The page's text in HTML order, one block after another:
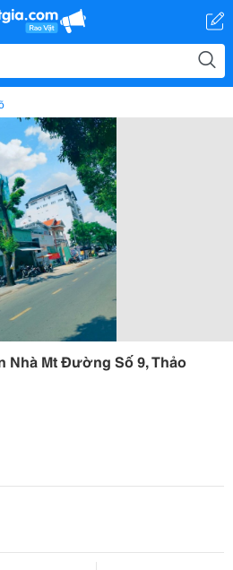
Nhà Mt Đường Số 9, Thảo